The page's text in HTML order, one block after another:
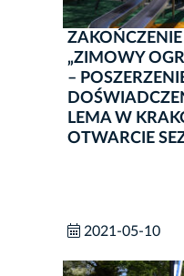
ZAKOŃCZENIE
„ZIMOWY
–
LEMA W
OTWARCIE
2021-05-10